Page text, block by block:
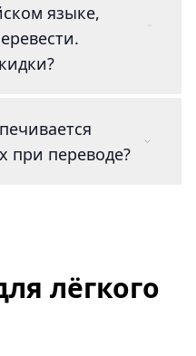
языке,
при переводе?
лёгкого